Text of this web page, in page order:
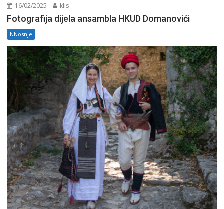
16/02/2025 klis
Fotografija dijela ansambla HKUD Domanovići
NNosnje